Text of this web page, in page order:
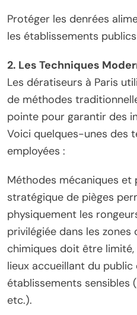
Protéger les denrées
les établissements
2. Les Techniques
Les dératiseurs à Paris
de méthodes
pointe pour garantir des
Voici quelques-unes des
employées :
Méthodes mécaniques et
stratégique de pièges
physiquement les
privilégiée dans les zones
chimiques doit être
lieux accueillant du public
établissements sensibles
etc.).